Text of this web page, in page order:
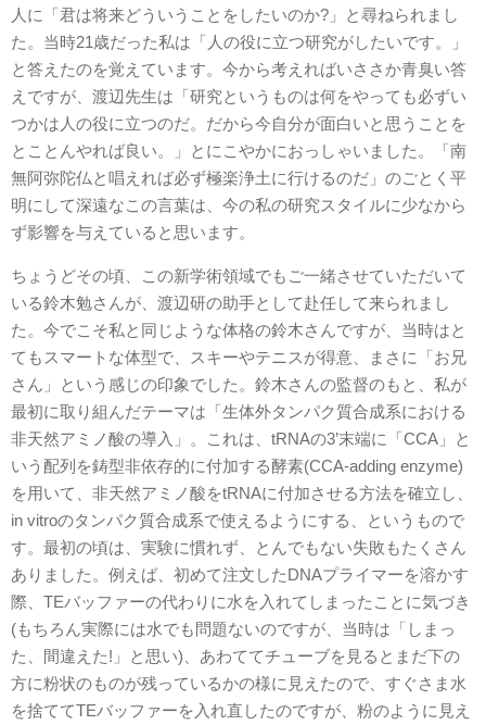
人に「君は将来どういうことをしたいのか?」と尋ねられまし
た。当時21歳だった私は「人の役に立つ研究がしたいです。」
と答えたのを覚えています。今から考えればいささか青臭い答
えですが、渡辺先生は「研究というものは何をやっても必ずい
つかは人の役に立つのだ。だから今自分が面白いと思うことを
とことんやれば良い。」とにこやかにおっしゃいました。「南
無阿弥陀仏と唱えれば必ず極楽浄土に行けるのだ」のごとく平
明にして深遠なこの言葉は、今の私の研究スタイルに少なから
ず影響を与えていると思います。
ちょうどその頃、この新学術領域でもご一緒させていただいて
いる鈴木勉さんが、渡辺研の助手として赴任して来られまし
た。今でこそ私と同じような体格の鈴木さんですが、当時はと
てもスマートな体型で、スキーやテニスが得意、まさに「お兄
さん」という感じの印象でした。鈴木さんの監督のもと、私が
最初に取り組んだテーマは「生体外タンパク質合成系における
非天然アミノ酸の導入」。これは、tRNAの3’末端に「CCA」と
いう配列を鋳型非依存的に付加する酵素(CCA-adding enzyme)
を用いて、非天然アミノ酸をtRNAに付加させる方法を確立し、
in vitroのタンパク質合成系で使えるようにする、というもので
す。最初の頃は、実験に慣れず、とんでもない失敗もたくさん
ありました。例えば、初めて注文したDNAプライマーを溶かす
際、TEバッファーの代わりに水を入れてしまったことに気づき
(もちろん実際には水でも問題ないのですが、当時は「しまっ
た、間違えた!」と思い)、あわててチューブを見るとまだ下の
方に粉状のものが残っているかの様に見えたので、すぐさま水
を捨ててTEバッファーを入れ直したのですが、粉のように見え